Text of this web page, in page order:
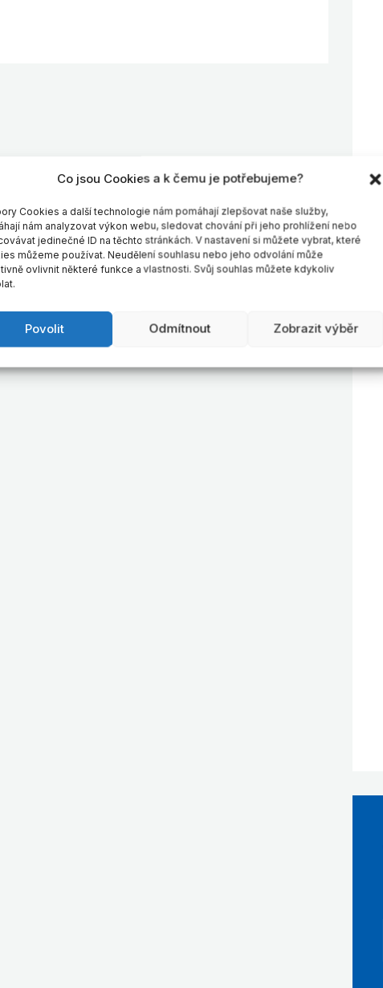
Co jsou Cookies a k čemu je potřebujeme?
Cookies a další technologie nám pomáhají zlepšovat naše služby,
nám analyzovat výkon webu, sledovat chování při jeho prohlížení nebo
jedinečné ID na těchto stránkách. V nastavení si můžete vybrat, které
můžeme používat. Neudělení souhlasu nebo jeho odvolání může
ovlivnit některé funkce a vlastnosti. Svůj souhlas můžete kdykoliv
Povolit Odmítnout Zobrazit výběr